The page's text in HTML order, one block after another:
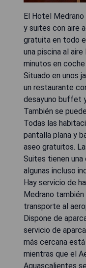
El Hotel
y suites con aire
gratuita en todo
una piscina al
minutos en
Situado en unos
un restaurante
desayuno buffet
También se
Todas las
pantalla plana y
aseo gratuitos.
Suites tienen
algunas incluso
Hay servicio de
Medrano
transporte al
Dispone de
servicio de
más cercana
mientras que el
Aguascalientes